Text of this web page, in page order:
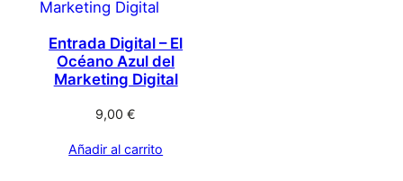
Entrada Digital – El
Océano Azul del
Marketing Digital
9,00€
Añadir al carrito